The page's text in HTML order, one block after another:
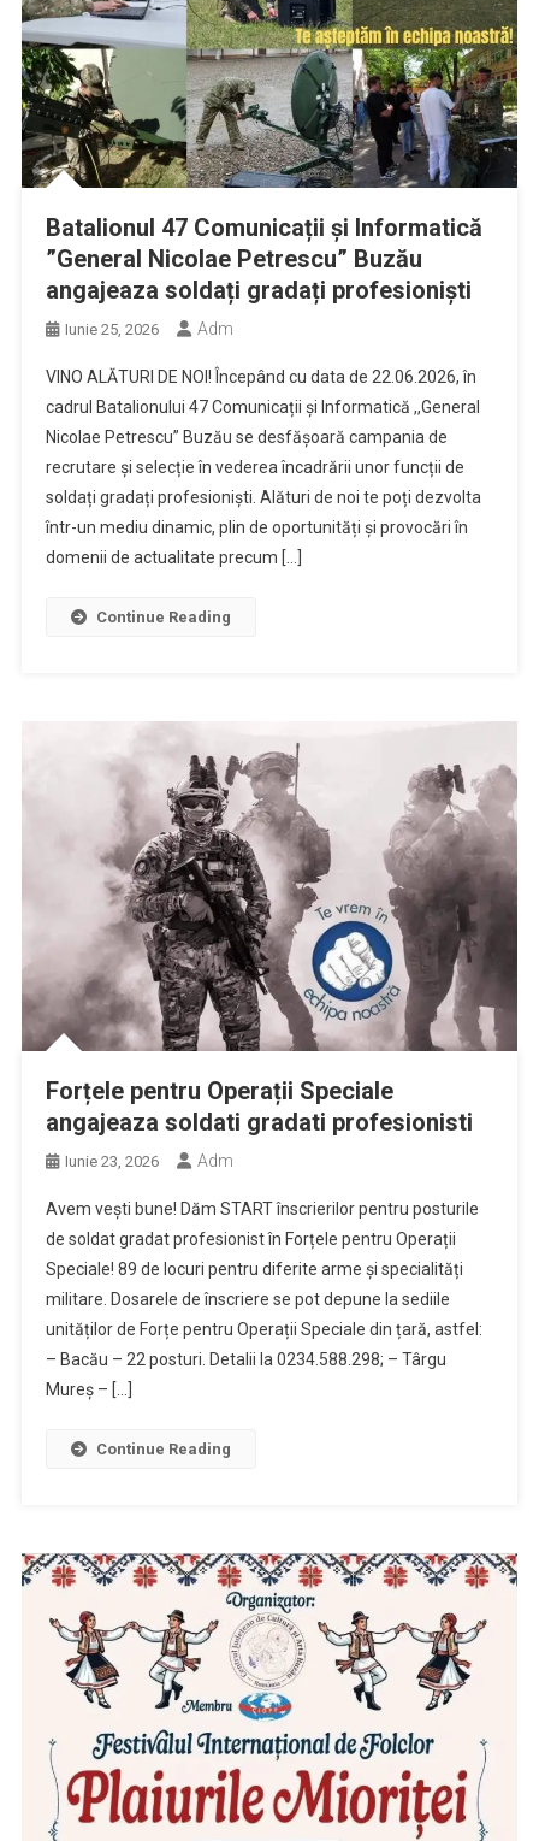
Batalionul 47 Comunicații și Informatică
”General Nicolae Petrescu” Buzău
angajeaza soldați gradați profesioniști
Iunie 25, 2026 Adm
VINO ALĂTURI DE NOI! Începând cu data de 22.06.2026, în
cadrul Batalionului 47 Comunicații și Informatică ,,General
Nicolae Petrescu” Buzău se desfășoară campania de
recrutare și selecție în vederea încadrării unor funcții de
soldați gradați profesioniști. Alături de noi te poți dezvolta
într-un mediu dinamic, plin de oportunități și provocări în
domenii de actualitate precum […]
Continue Reading
Forțele pentru Operații Speciale
angajeaza soldati gradati profesionisti
Iunie 23, 2026 Adm
Avem vești bune! Dăm START înscrierilor pentru posturile
de soldat gradat profesionist în Forțele pentru Operații
Speciale! 89 de locuri pentru diferite arme și specialități
militare. Dosarele de înscriere se pot depune la sediile
unităților de Forțe pentru Operații Speciale din țară, astfel:
– Bacău – 22 posturi. Detalii la 0234.588.298; – Târgu
Mureș – […]
Continue Reading